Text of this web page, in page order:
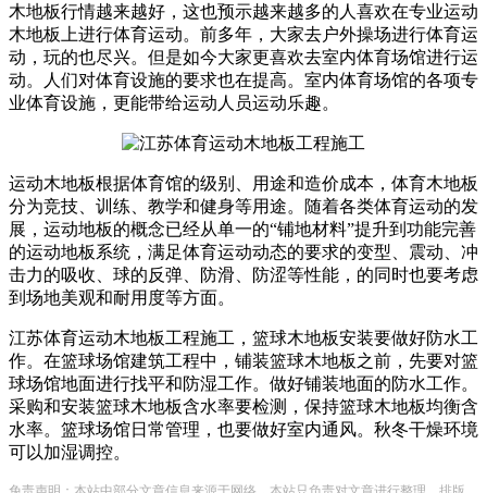
木地板行情越来越好，这也预示越来越多的人喜欢在专业运动
木地板上进行体育运动。前多年，大家去户外操场进行体育运
动，玩的也尽兴。但是如今大家更喜欢去室内体育场馆进行运
动。人们对体育设施的要求也在提高。室内体育场馆的各项专
业体育设施，更能带给运动人员运动乐趣。
运动木地板根据体育馆的级别、用途和造价成本，体育木地板
分为竞技、训练、教学和健身等用途。随着各类体育运动的发
展，运动地板的概念已经从单一的“铺地材料”提升到功能完善
的运动地板系统，满足体育运动动态的要求的变型、震动、冲
击力的吸收、球的反弹、防滑、防涩等性能，的同时也要考虑
到场地美观和耐用度等方面。
江苏体育运动木地板工程施工，篮球木地板安装要做好防水工
作。在篮球场馆建筑工程中，铺装篮球木地板之前，先要对篮
球场馆地面进行找平和防湿工作。做好铺装地面的防水工作。
采购和安装篮球木地板含水率要检测，保持篮球木地板均衡含
水率。篮球场馆日常管理，也要做好室内通风。秋冬干燥环境
可以加湿调控。